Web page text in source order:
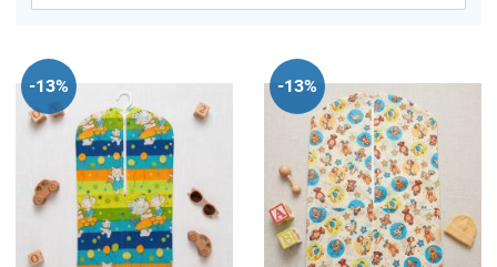
-13% -13%